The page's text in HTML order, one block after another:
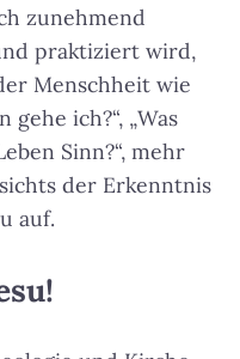
zunehmend
praktiziert wird,
Menschheit wie
gehe ich?“, „Was
Sinn?“, mehr
der Erkenntnis
auf.